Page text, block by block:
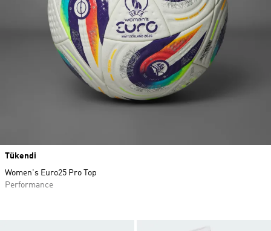
Tükendi
Women's Euro25 Pro Top
Performance